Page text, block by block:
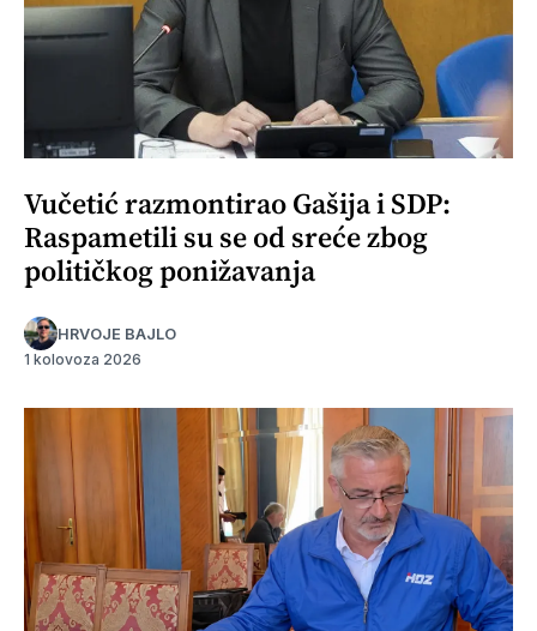
Vučetić razmontirao Gašija i SDP:
Raspametili su se od sreće zbog
političkog ponižavanja
HRVOJE BAJLO
1 kolovoza 2026